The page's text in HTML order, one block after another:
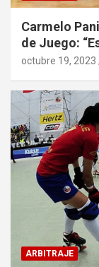
Carmelo
de Juego:
octubre 19, 2023
ARBITRAJE